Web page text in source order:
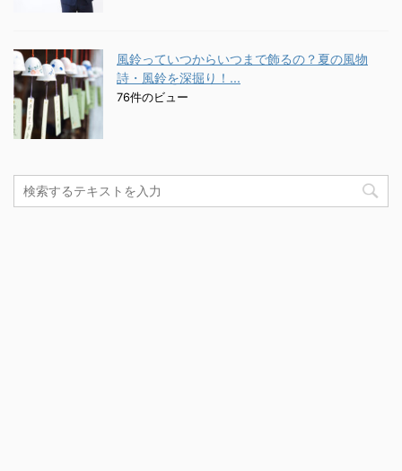
風鈴っていつからいつまで飾るの？夏の風物
詩・風鈴を深掘り！...
76件のビュー